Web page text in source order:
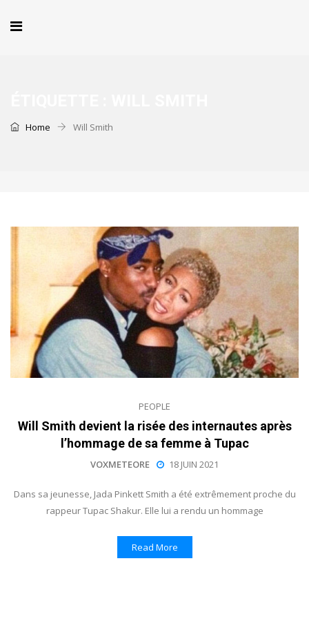
Home Will Smith
PEOPLE
Will Smith devient la risée des internautes après
l’hommage de sa femme à Tupac
VOXMETEORE 18 JUIN 2021
Dans sa jeunesse, Jada Pinkett Smith a été extrêmement proche du
rappeur Tupac Shakur. Elle lui a rendu un hommage
Read More